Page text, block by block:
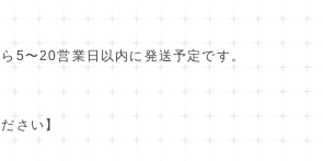
5〜20営業日以内に発送予定です。
さい】